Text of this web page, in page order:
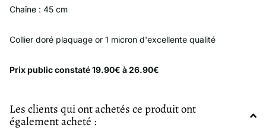
Chaîne : 45 cm
Collier doré plaquage or 1 micron d'excellente qualité
Prix public constaté 19.90€ à 26.90€
Les clients qui ont achetés ce produit ont
également acheté :